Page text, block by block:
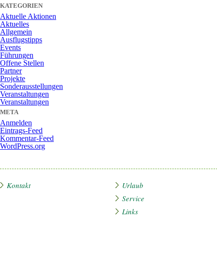
KATEGORIEN
Aktuelle Aktionen
Aktuelles
Allgemein
Ausflugstipps
Events
Führungen
Offene Stellen
Partner
Projekte
Sonderausstellungen
Veranstaltungen
Veranstaltungen
META
Anmelden
Eintrags-Feed
Kommentar-Feed
WordPress.org
Kontakt
Urlaub
Service
Links